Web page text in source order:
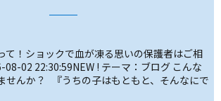
て！ショックで血が凍る思いの保護者はご相
08-02 22:30:59NEW ! テーマ：ブログ こんな
せんか？ 『うちの子はもともと、そんなにで